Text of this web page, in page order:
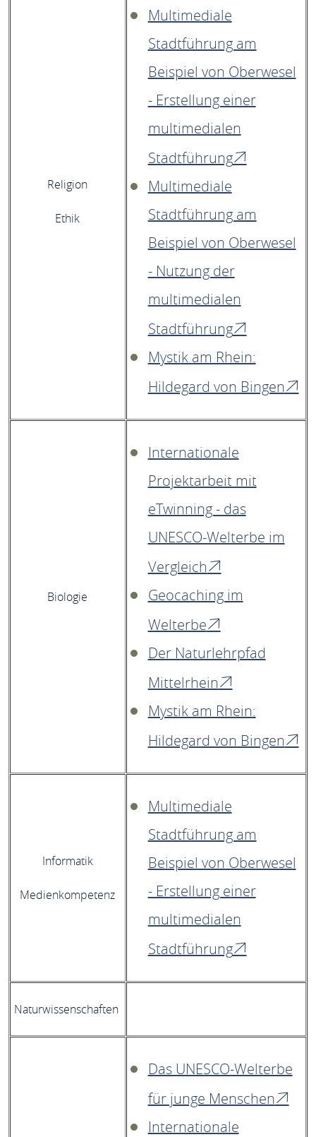
Religion
Ethik
Multimediale
Stadtführung am
Beispiel von Oberwesel
- Erstellung einer
multimedialen
Stadtführung
Multimediale
Stadtführung am
Beispiel von Oberwesel
- Nutzung der
multimedialen
Stadtführung
Mystik am Rhein:
Hildegard von Bingen
Biologie
Internationale
Projektarbeit mit
eTwinning - das
UNESCO-Welterbe im
Vergleich
Geocaching im
Welterbe
Der Naturlehrpfad
Mittelrhein
Mystik am Rhein:
Hildegard von Bingen
Informatik
Medienkompetenz
Multimediale
Stadtführung am
Beispiel von Oberwesel
- Erstellung einer
multimedialen
Stadtführung
Naturwissenschaften
Das UNESCO-Welterbe
für junge Menschen
Internationale